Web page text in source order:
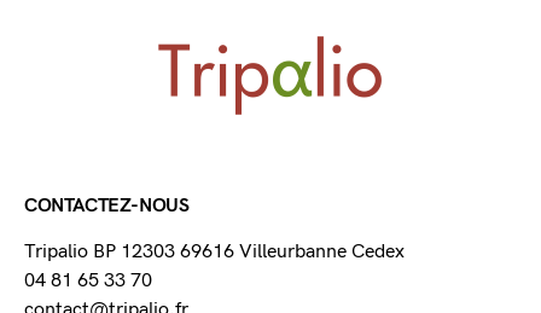
CONTACTEZ-NOUS
Tripalio BP 12303 69616 Villeurbanne Cedex
04 81 65 33 70